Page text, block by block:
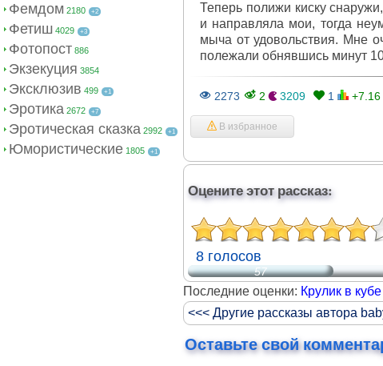
Фемдом 2180 +2
Фетиш 4029 +3
Фотопост 886
Экзекуция 3854
Эксклюзив 499 +1
Эротика 2672 +7
Эротическая сказка 2992 +1
Юмористические 1805 +1
Теперь полижи киску
и направляла мои, тогда
мыча от удовольствия. Мне
полежали обнявшись минут
2273 2 3209 1 +7.16
В избранное
Оцените этот рассказ:
8 голосов
57
Последние оценки: Крулик в кубе
<<< Другие рассказы автора
Оставьте свой